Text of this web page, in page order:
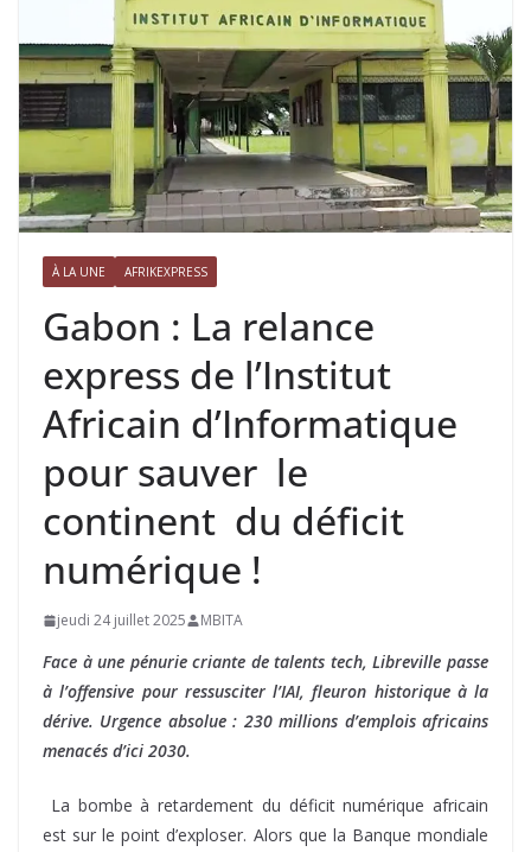
À LA UNE AFRIKEXPRESS
Gabon : La relance
express de l’Institut
Africain d’Informatique
pour sauver le
continent du déficit
numérique !
jeudi 24 juillet 2025 MBITA
Face à une pénurie criante de talents tech, Libreville passe
à l’offensive pour ressusciter l’IAI, fleuron historique à la
dérive. Urgence absolue : 230 millions d’emplois africains
menacés d’ici 2030.
La bombe à retardement du déficit numérique africain
est sur le point d’exploser. Alors que la Banque mondiale